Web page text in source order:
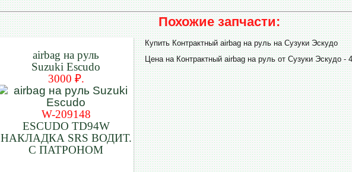
Похожие запчасти:
airbag на руль
Suzuki Escudo
3000 ₽.
W-209148
ESCUDO TD94W
НАКЛАДКА SRS ВОДИТ.
С ПАТРОНОМ
Купить Контрактный airbag на руль на Сузуки Эскудо
Цена на Контрактный airbag на руль от Сузуки Эскудо -